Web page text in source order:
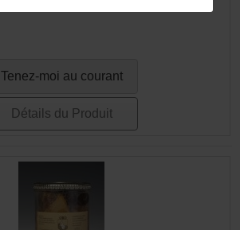
Tenez-moi au courant
Détails du Produit